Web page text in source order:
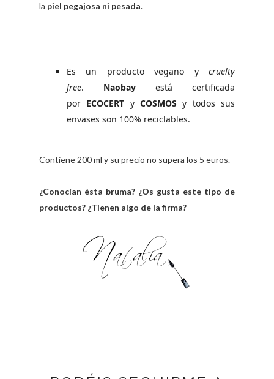
la piel pegajosa ni pesada.
Es un producto vegano y cruelty
free. Naobay está certificada
por ECOCERT yCOSMOS y todos sus
envases son 100% reciclables.
Contiene 200 ml y su precio no supera los 5 euros.
¿Conocían ésta bruma? ¿Os gusta este tipo de
productos? ¿Tienen algo de la firma?